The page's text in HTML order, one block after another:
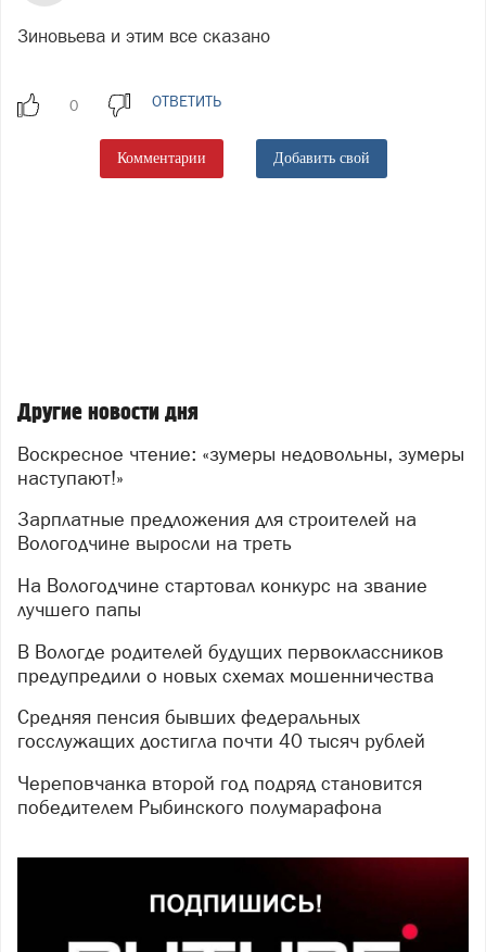
Зиновьева и этим все сказано
ОТВЕТИТЬ
Комментарии Добавить свой
Другие новости дня
Воскресное чтение: «зумеры недовольны, зумеры
наступают!»
Зарплатные предложения для строителей на
Вологодчине выросли на треть
На Вологодчине стартовал конкурс на звание
лучшего папы
В Вологде родителей будущих первоклассников
предупредили о новых схемах мошенничества
Средняя пенсия бывших федеральных
госслужащих достигла почти 40 тысяч рублей
Череповчанка второй год подряд становится
победителем Рыбинского полумарафона